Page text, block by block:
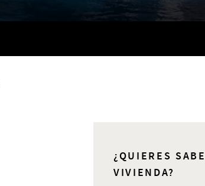
¿QUIERES
VIVIENDA?